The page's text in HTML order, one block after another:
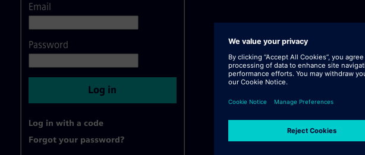
Login
Email
Password
Log in
Log in with a code
Forgot your password?
Sugestão: Geralmente, CV